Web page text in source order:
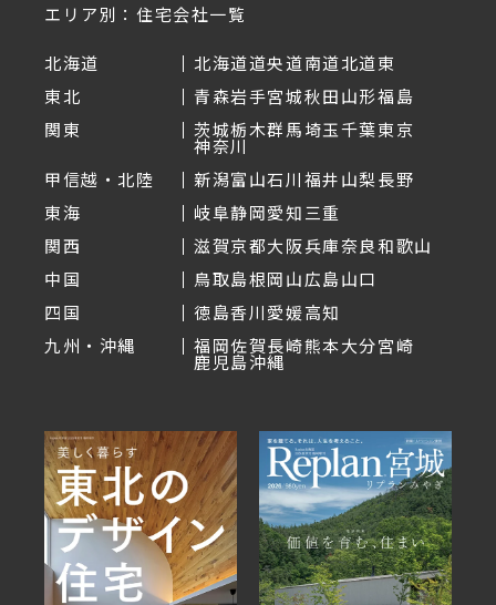
エリア別：住宅会社一覧
北海道 北海道道央道南道北道東
東北
青森岩手宮城秋田山形福島
関東
茨城栃木群馬埼玉千葉東京
神奈川
甲信越・北陸
新潟富山石川福井山梨長野
東海
岐阜静岡愛知三重
関西
滋賀京都大阪兵庫奈良和歌山
中国
鳥取島根岡山広島山口
四国
徳島香川愛媛高知
九州・沖縄
福岡佐賀長崎熊本大分宮崎
鹿児島沖縄